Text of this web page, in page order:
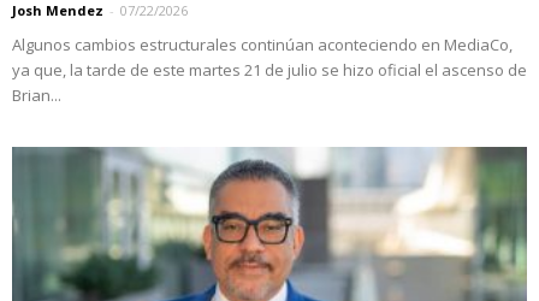
Josh Mendez - 07/22/2026
Algunos cambios estructurales continúan aconteciendo en MediaCo,
ya que, la tarde de este martes 21 de julio se hizo oficial el ascenso de
Brian...